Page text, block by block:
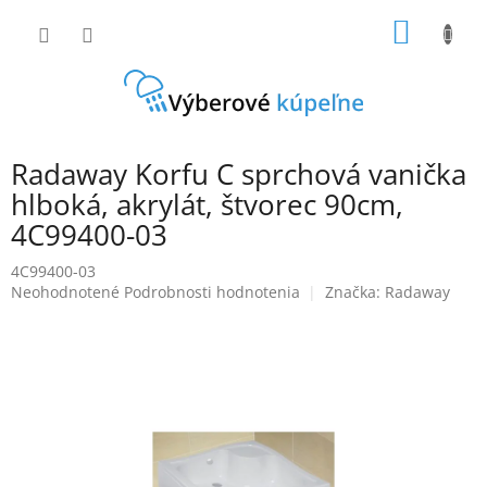
Radaway Korfu C sprchová vanička
hlboká, akrylát, štvorec 90cm,
4C99400-03
4C99400-03
Priemerné
Neohodnotené Podrobnosti hodnotenia Značka: Radaway